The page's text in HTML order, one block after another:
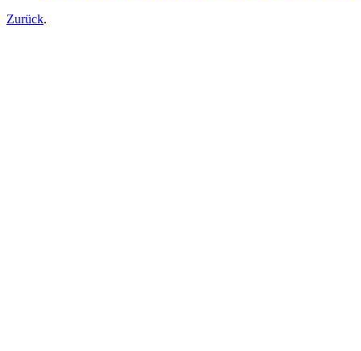
Zurück.